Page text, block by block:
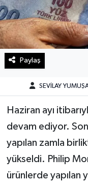
Paylaş
SEVİLAY
Haziran ayı
devam ediyor.
yapılan zamla
yükseldi. Philip
ürünlerde yapılan
Manşetler
Resmi İlan
Sağlık
Teknoloji
Yaşam